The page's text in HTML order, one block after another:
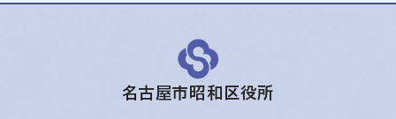
名古屋市昭和区役所